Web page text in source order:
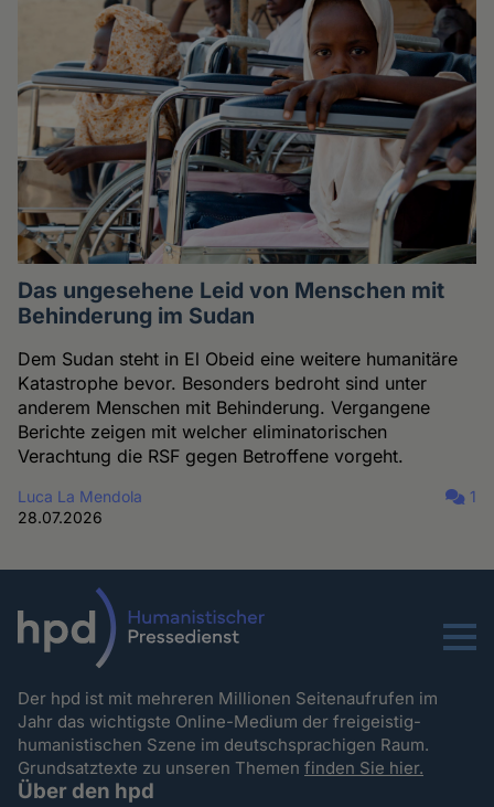
Das ungesehene Leid von Menschen mit
Behinderung im Sudan
Dem Sudan steht in El Obeid eine weitere humanitäre
Katastrophe bevor. Besonders bedroht sind unter
anderem Menschen mit Behinderung. Vergangene
Berichte zeigen mit welcher eliminatorischen
Verachtung die RSF gegen Betroffene vorgeht.
Luca La Mendola
28.07.2026
1
Menu
Der hpd ist mit mehreren Millionen Seitenaufrufen im
Jahr das wichtigste Online-Medium der freigeistig-
humanistischen Szene im deutschsprachigen Raum.
Grundsatztexte zu unseren Themenfinden Sie hier.
Über den hpd